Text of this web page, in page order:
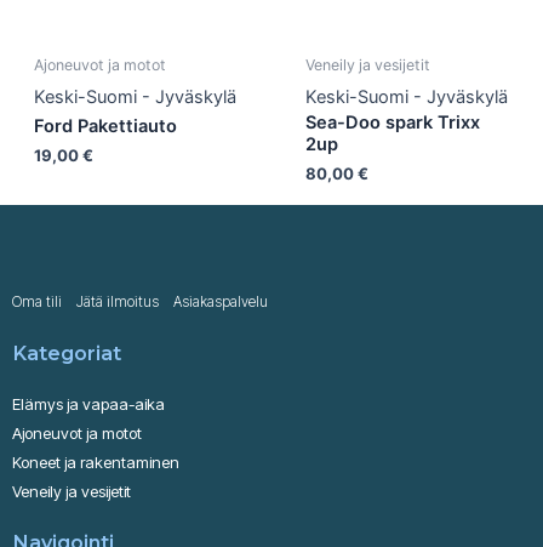
Ajoneuvot ja motot
Keski-Suomi - Jyväskylä
Ford Pakettiauto
19,00€
Veneily ja vesijetit
Keski-Suomi - Jyväskylä
Sea-Doo spark Trixx
2up
80,00€
Oma tili Jätä ilmoitus Asiakaspalvelu
Kategoriat
Elämys ja vapaa-aika
Ajoneuvot ja motot
Koneet ja rakentaminen
Veneily ja vesijetit